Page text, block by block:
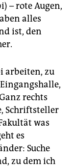
– rote Augen,
alles
ist, den
arbeiten, zu
rechts
Schriftsteller
was
es
Suche
zu dem ich